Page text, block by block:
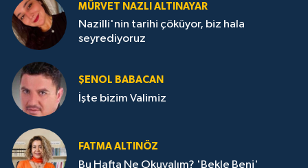
MÜRVET NAZLI ALTINAYAR
Nazilli'nin tarihi çöküyor, biz hala
seyrediyoruz
ŞENOL BABACAN
İşte bizim Valimiz
FATMA ALTINÖZ
Bu Hafta Ne Okuyalım? 'Bekle Beni'